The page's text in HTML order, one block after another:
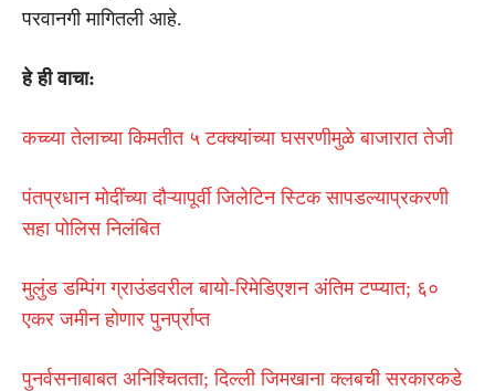
परवानगी मागितली आहे.
हे ही वाचा:
कच्च्या तेलाच्या किमतीत ५ टक्क्यांच्या घसरणीमुळे बाजारात तेजी
पंतप्रधान मोदींच्या दौऱ्यापूर्वी जिलेटिन स्टिक सापडल्याप्रकरणी
सहा पोलिस निलंबित
मुलुंड डम्पिंग ग्राउंडवरील बायो-रिमेडिएशन अंतिम टप्प्यात; ६०
एकर जमीन होणार पुनर्प्राप्त
पुनर्वसनाबाबत अनिश्चितता; दिल्ली जिमखाना क्लबची सरकारकडे